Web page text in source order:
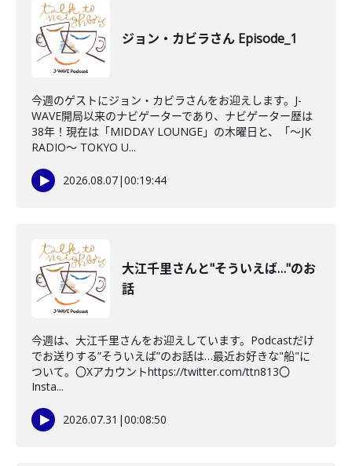
ジョン・カビラさん Episode_1
今週のゲストにジョン・カビラさんをお迎えします。J-
WAVE開局以来のナビゲーターであり、ナビゲーター歴は
38年！現在は「MIDDAY LOUNGE」の木曜日と、「〜JK
RADIO〜 TOKYO U...
2026.08.07|00:19:44
大江千里さんと"そういえば…"のお
話
今週は、大江千里さんをお迎えしています。Podcastだけ
でお送りする”そういえば”のお話は…最近お好きな"船"に
ついて。〇Xアカウントhttps://twitter.com/ttn813〇
Insta...
2026.07.31 |00:08:50